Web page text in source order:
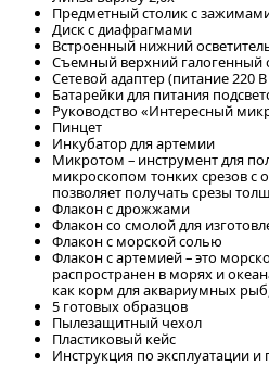
Предметный столик с
Диск с диафрагмами
Встроенный нижний
Съемный верхний галогенный
Сетевой адаптер (питание 220 В
Батарейки для питания
Руководство «Интересный
Пинцет
Инкубатор для артемии
Микротом – инструмент для
микроскопом тонких срезов с
позволяет получать срезы
Флакон с дрожжами
Флакон со смолой для
Флакон с морской солью
Флакон с артемией – это
распространен в морях и
как корм для аквариумных
5 готовых образцов
Пылезащитный чехол
Пластиковый кейс
Инструкция по эксплуатации